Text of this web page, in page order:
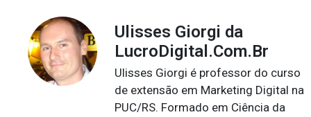
Ulisses Giorgi da
LucroDigital.Com.Br
Ulisses Giorgi é professor do curso
de extensão em Marketing Digital na
PUC/RS. Formado em Ciência da